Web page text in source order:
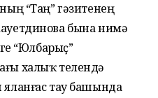
“Таң” гәзитенең
бына нимә
“Юлбарыҫ”
халыҡ телендә
тау башында